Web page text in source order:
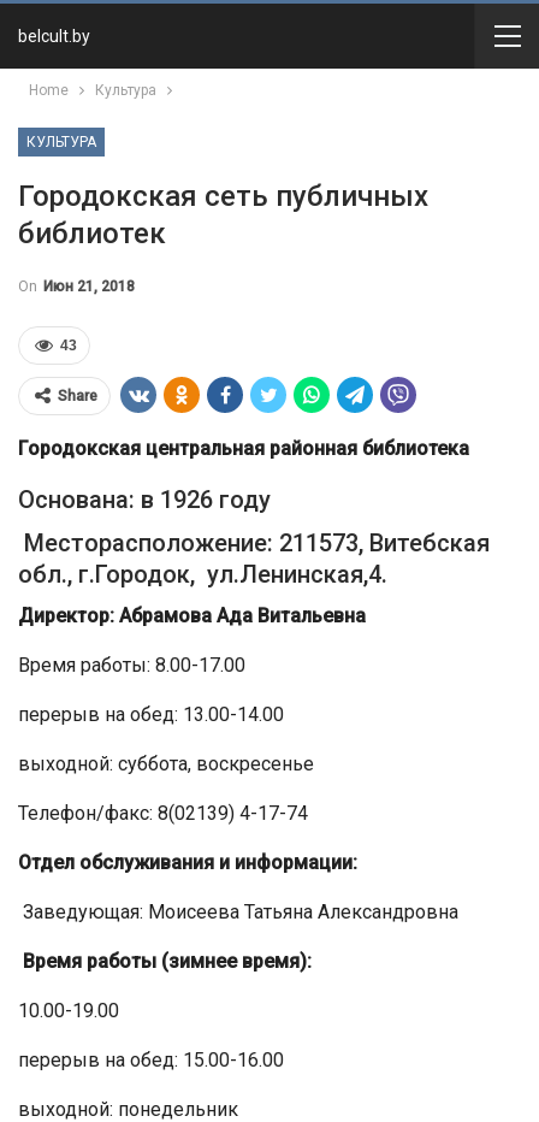
belcult.by
Home Культура
КУЛЬТУРА
Городокская сеть публичных
библиотек
On Июн 21, 2018
43
Share
Городокская центральная районная библиотека
Основана: в 1926 году
Месторасположение: 211573, Витебская
обл., г.Городок, ул.Ленинская,4.
Директор: Абрамова Ада Витальевна
Время работы: 8.00-17.00
перерыв на обед: 13.00-14.00
выходной: суббота, воскресенье
Телефон/факс: 8(02139) 4-17-74
Отдел обслуживания и информации:
Заведующая: Моисеева Татьяна Александровна
Время работы (зимнее время):
10.00-19.00
перерыв на обед: 15.00-16.00
выходной: понедельник